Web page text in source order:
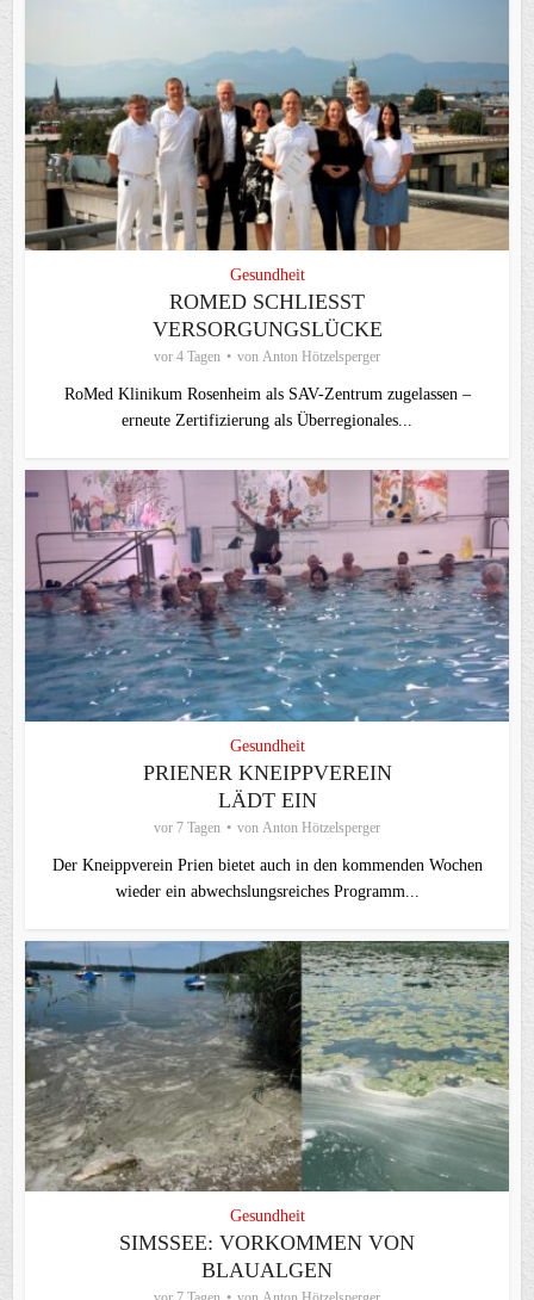
Gesundheit
ROMED SCHLIESST V
ERSORGUNGSLÜCKE
vor 4 Tagen von Anton Hötzelsperger
RoMed Klinikum Rosenheim als SAV-Zentrum zugelassen –
erneute Zertifizierung als Überregionales...
Gesundheit
PRIENER KNEIPPVEREIN
LÄDT EIN
vor 7 Tagen von Anton Hötzelsperger
Der Kneippverein Prien bietet auch in den kommenden Wochen
wieder ein abwechslungsreiches Programm...
Gesundheit
SIMSSEE: VORKOMMEN VON
BLAUALGEN